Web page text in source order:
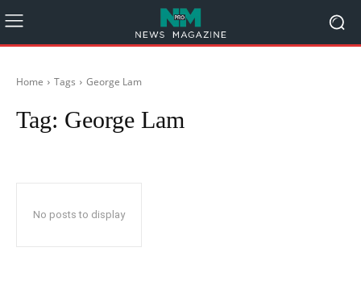
Home Tags George Lam
Tag: George Lam
No posts to display